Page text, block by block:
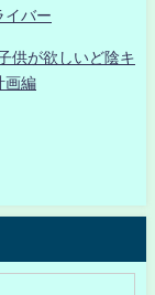
イバー
供が欲しいど陰キ
画編